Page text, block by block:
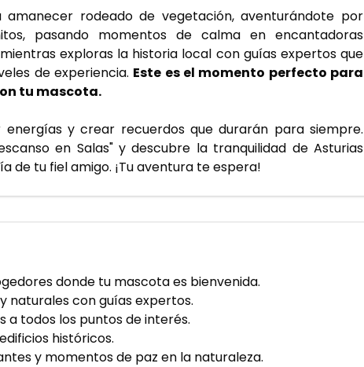
rodeado de vegetación, aventurándote por
pasando momentos de calma en encantadoras
exploras la historia local con guías expertos que
de experiencia. Este es el momento perfecto para
tu mascota.
y crear recuerdos que durarán para siempre.
en Salas" y descubre la tranquilidad de Asturias
de tu fiel amigo. ¡Tu aventura te espera!
donde tu mascota es bienvenida.
naturales con guías expertos.
a todos los puntos de interés.
históricos.
y momentos de paz en la naturaleza.